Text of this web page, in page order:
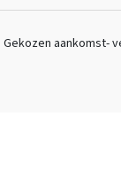
Gekozen aankomst-